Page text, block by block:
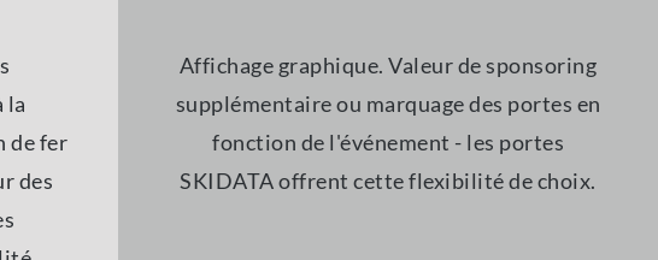
la
de fer
des
Affichage graphique. Valeur de sponsoring
supplémentaire ou marquage des portes en
fonction de l'événement - les portes
SKIDATA offrent cette flexibilité de choix.